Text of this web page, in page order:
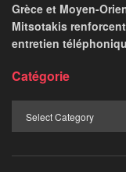
Grèce et Moyen-
Mitsotakis
entretien
Catégorie